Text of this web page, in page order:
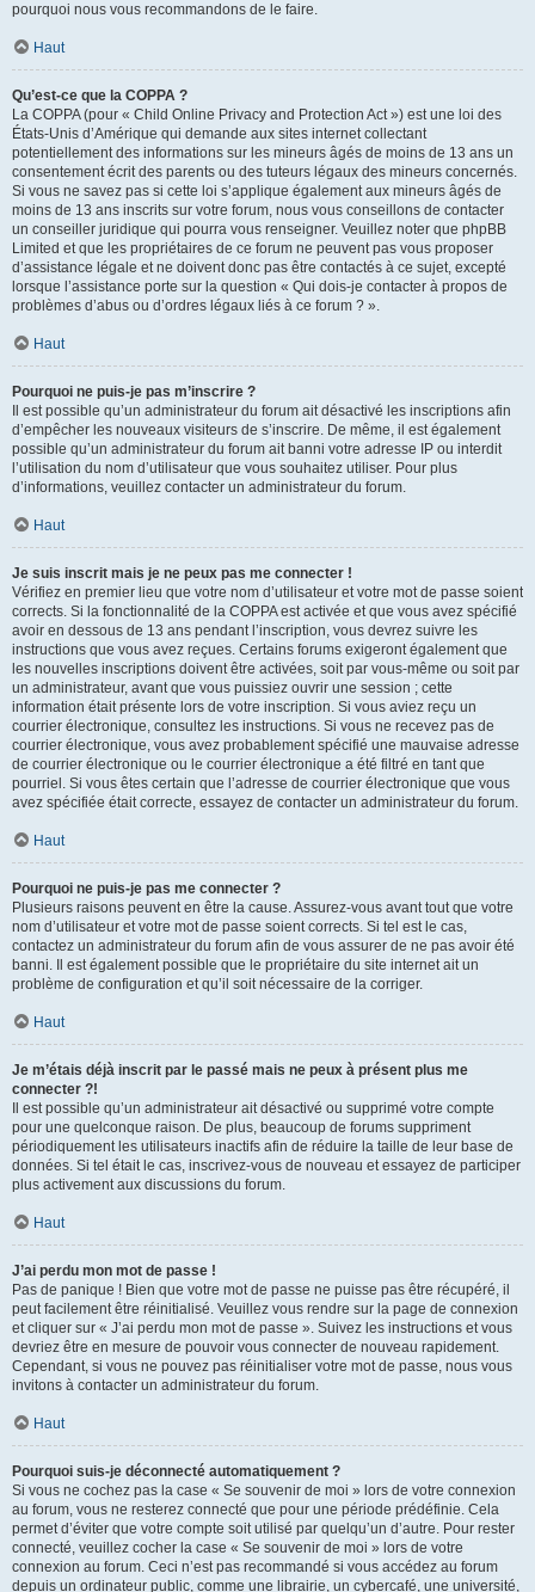
pourquoi nous vous recommandons de le faire.
Haut
Qu’est-ce que la COPPA ?
La COPPA (pour « Child Online Privacy and Protection Act ») est une loi des
États-Unis d’Amérique qui demande aux sites internet collectant
potentiellement des informations sur les mineurs âgés de moins de 13 ans un
consentement écrit des parents ou des tuteurs légaux des mineurs concernés.
Si vous ne savez pas si cette loi s’applique également aux mineurs âgés de
moins de 13 ans inscrits sur votre forum, nous vous conseillons de contacter
un conseiller juridique qui pourra vous renseigner. Veuillez noter que phpBB
Limited et que les propriétaires de ce forum ne peuvent pas vous proposer
d’assistance légale et ne doivent donc pas être contactés à ce sujet, excepté
lorsque l’assistance porte sur la question « Qui dois-je contacter à propos de
problèmes d’abus ou d’ordres légaux liés à ce forum ? ».
Haut
Pourquoi ne puis-je pas m’inscrire ?
Il est possible qu’un administrateur du forum ait désactivé les inscriptions afin
d’empêcher les nouveaux visiteurs de s’inscrire. De même, il est également
possible qu’un administrateur du forum ait banni votre adresse IP ou interdit
l’utilisation du nom d’utilisateur que vous souhaitez utiliser. Pour plus
d’informations, veuillez contacter un administrateur du forum.
Haut
Je suis inscrit mais je ne peux pas me connecter !
Vérifiez en premier lieu que votre nom d’utilisateur et votre mot de passe soient
corrects. Si la fonctionnalité de la COPPA est activée et que vous avez spécifié
avoir en dessous de 13 ans pendant l’inscription, vous devrez suivre les
instructions que vous avez reçues. Certains forums exigeront également que
les nouvelles inscriptions doivent être activées, soit par vous-même ou soit par
un administrateur, avant que vous puissiez ouvrir une session ; cette
information était présente lors de votre inscription. Si vous aviez reçu un
courrier électronique, consultez les instructions. Si vous ne recevez pas de
courrier électronique, vous avez probablement spécifié une mauvaise adresse
de courrier électronique ou le courrier électronique a été filtré en tant que
pourriel. Si vous êtes certain que l’adresse de courrier électronique que vous
avez spécifiée était correcte, essayez de contacter un administrateur du forum.
Haut
Pourquoi ne puis-je pas me connecter ?
Plusieurs raisons peuvent en être la cause. Assurez-vous avant tout que votre
nom d’utilisateur et votre mot de passe soient corrects. Si tel est le cas,
contactez un administrateur du forum afin de vous assurer de ne pas avoir été
banni. Il est également possible que le propriétaire du site internet ait un
problème de configuration et qu’il soit nécessaire de la corriger.
Haut
Je m’étais déjà inscrit par le passé mais ne peux à présent plus me
connecter ?!
Il est possible qu’un administrateur ait désactivé ou supprimé votre compte
pour une quelconque raison. De plus, beaucoup de forums suppriment
périodiquement les utilisateurs inactifs afin de réduire la taille de leur base de
données. Si tel était le cas, inscrivez-vous de nouveau et essayez de participer
plus activement aux discussions du forum.
Haut
J’ai perdu mon mot de passe !
Pas de panique ! Bien que votre mot de passe ne puisse pas être récupéré, il
peut facilement être réinitialisé. Veuillez vous rendre sur la page de connexion
et cliquer sur « J’ai perdu mon mot de passe ». Suivez les instructions et vous
devriez être en mesure de pouvoir vous connecter de nouveau rapidement.
Cependant, si vous ne pouvez pas réinitialiser votre mot de passe, nous vous
invitons à contacter un administrateur du forum.
Haut
Pourquoi suis-je déconnecté automatiquement ?
Si vous ne cochez pas la case « Se souvenir de moi » lors de votre connexion
au forum, vous ne resterez connecté que pour une période prédéfinie. Cela
permet d’éviter que votre compte soit utilisé par quelqu’un d’autre. Pour rester
connecté, veuillez cocher la case « Se souvenir de moi » lors de votre
connexion au forum. Ceci n’est pas recommandé si vous accédez au forum
depuis un ordinateur public, comme une librairie, un cybercafé, une université,